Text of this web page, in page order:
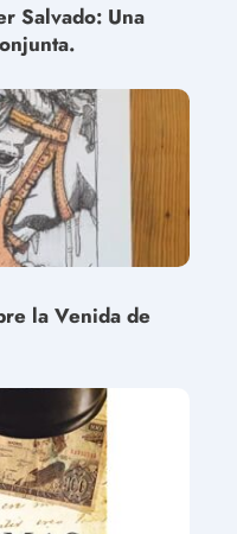
Salvado: Una
la Venida de